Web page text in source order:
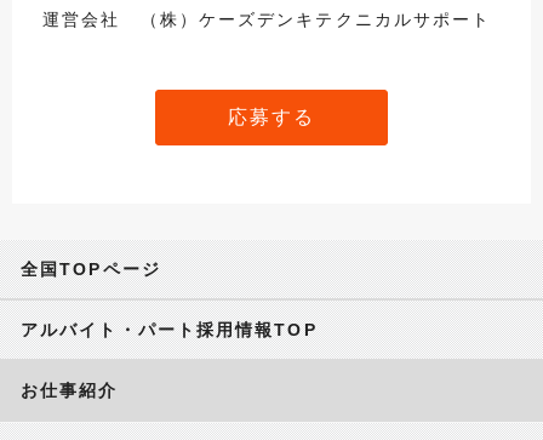
運営会社 （株）ケーズデンキテクニカルサポート
応募する
全国TOPページ
アルバイト・パート採用情報TOP
お仕事紹介